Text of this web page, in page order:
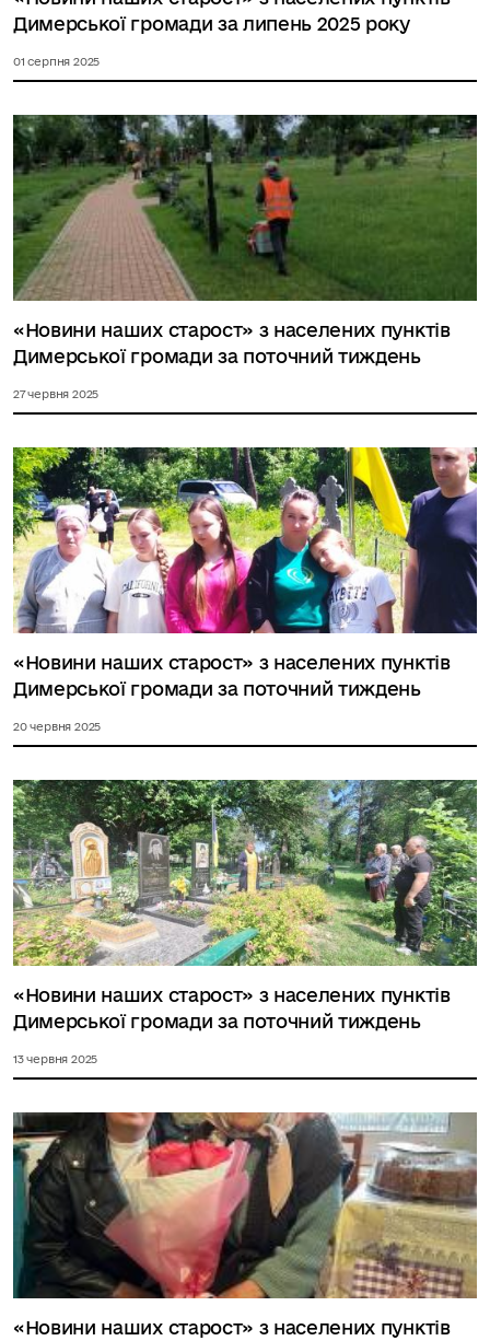
Димерської громади за липень 2025 року
01 серпня 2025
«Новини наших старост» з населених пунктів
Димерської громади за поточний тиждень
27 червня 2025
«Новини наших старост» з населених пунктів
Димерської громади за поточний тиждень
20 червня 2025
«Новини наших старост» з населених пунктів
Димерської громади за поточний тиждень
13 червня 2025
«Новини наших старост» з населених пунктів